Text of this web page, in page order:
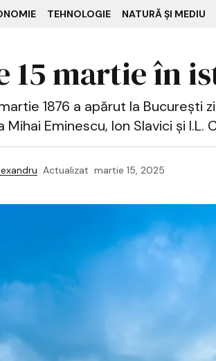
TEHNOLOGIE NATURĂ ȘI MEDIU
15 martie în
1876 a apărut la București
Eminescu, Ion Slavici și I.L.
Actualizat martie 15, 2025